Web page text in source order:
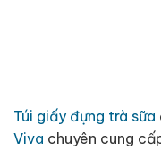
Túi giấy đựng trà sữa
Viva chuyên cung